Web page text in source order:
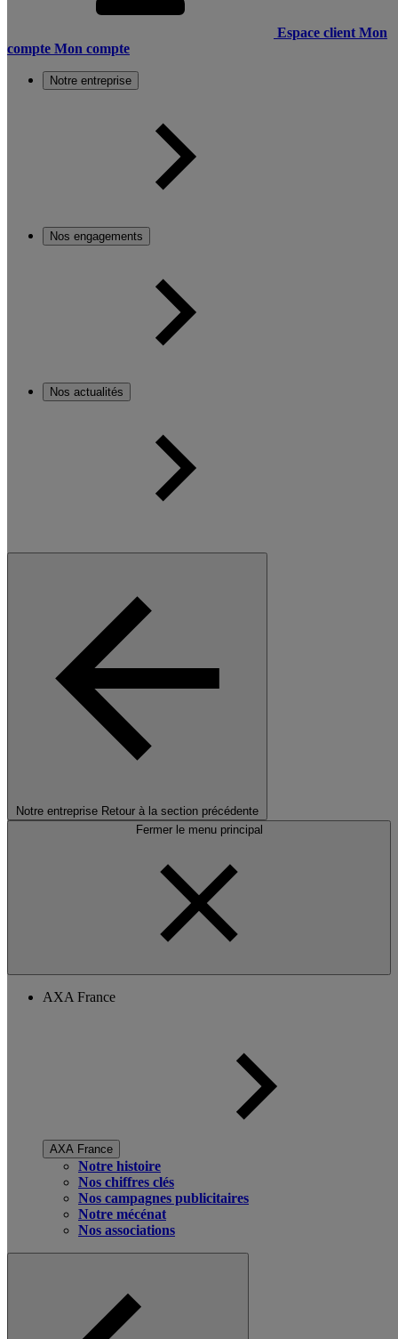
Espace client Mon
compte Mon compte
Notre entreprise
Nos engagements
Nos actualités
Notre entreprise Retour à la section précédente
Fermer le menu principal
AXA France
AXA France
Notre histoire
Nos chiffres clés
Nos campagnes publicitaires
Notre mécénat
Nos associations